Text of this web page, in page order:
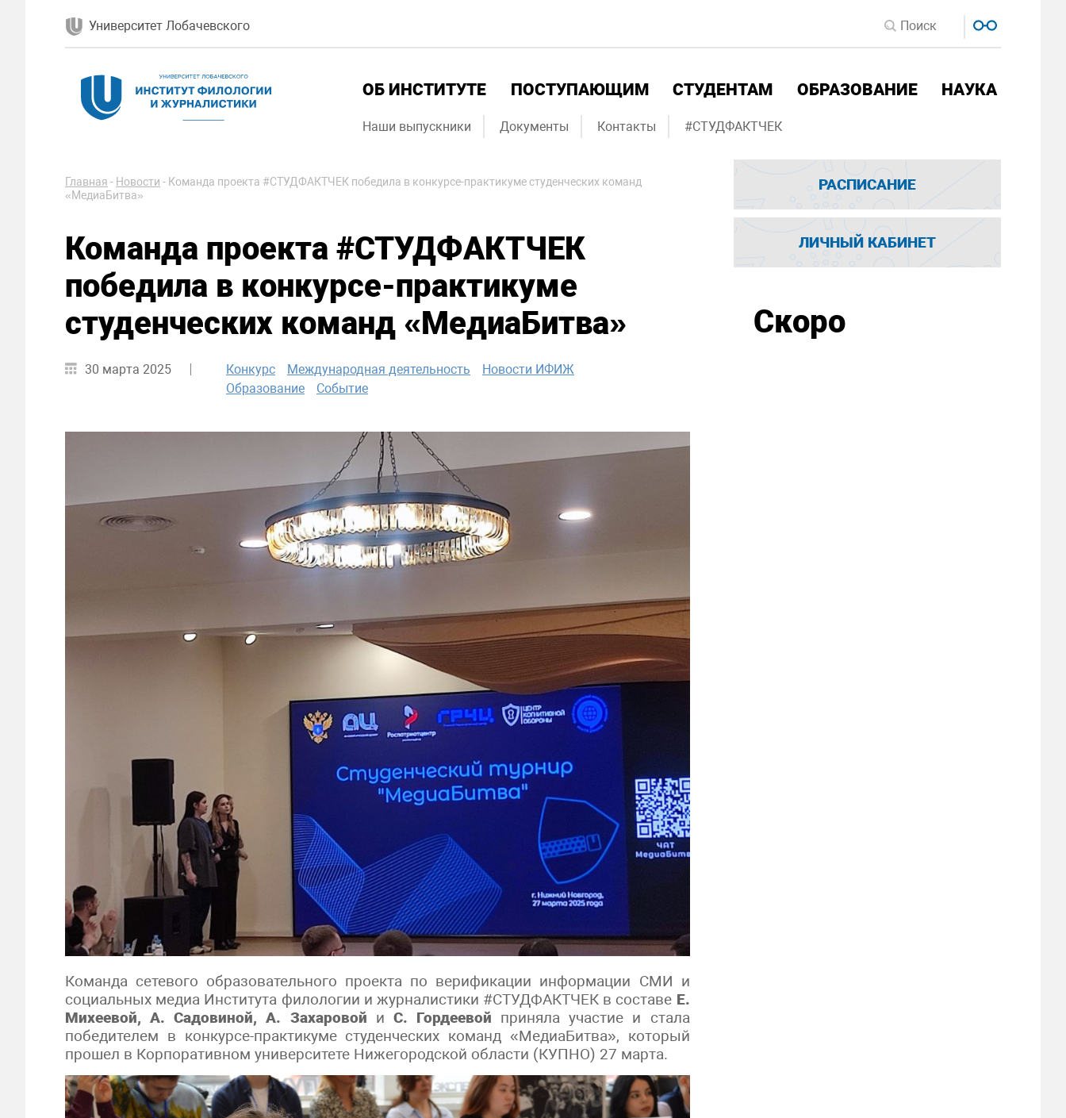
Университет Лобачевского
ОБ ИНСТИТУТЕ ПОСТУПАЮЩИМ СТУДЕНТАМ ОБРАЗОВАНИЕ НАУКА
Наши выпускники Документы Контакты #СТУДФАКТЧЕК
Главная - Новости - Команда проекта #СТУДФАКТЧЕК победила в конкурсе-практикуме студенческих команд
«МедиаБитва»
Команда проекта #СТУДФАКТЧЕК
победила в конкурсе-практикуме
студенческих команд «МедиаБитва»
30 марта 2025 Конкурс Международная деятельность
Новости ИФИЖ
Образование
Событие
Команда сетевого образовательного проекта по верификации информации СМИ и
социальных медиа Института филологии и журналистики #СТУДФАКТЧЕК в составе Е.
Михеевой, А. Садовиной, А. Захаровой и С. Гордеевой приняла участие и стала
победителем в конкурсе-практикуме студенческих команд «МедиаБитва», который
прошел в Корпоративном университете Нижегородской области (КУПНО) 27 марта.
РАСПИСАНИЕ
ЛИЧНЫЙ КАБИНЕТ
Скоро